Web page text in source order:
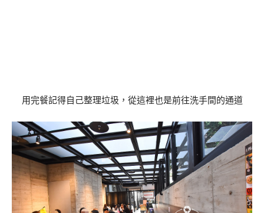
用完餐記得自己整理垃圾，從這裡也是前往洗手間的通道